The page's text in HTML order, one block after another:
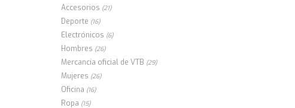
Accesorios (21)
Deporte (16)
Electrónicos (6)
Hombres (26)
Mercancía oficial de VTB (29)
Mujeres (26)
Oficina (16)
Ropa (15)